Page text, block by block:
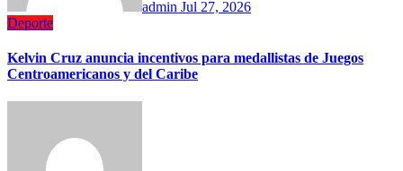
admin Jul 27, 2026
Deporte
Kelvin Cruz anuncia incentivos para medallistas de Juegos
Centroamericanos y del Caribe